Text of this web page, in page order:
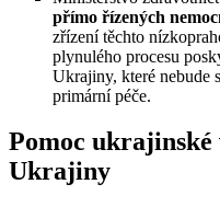
přímo řízených
zřízení těchto
plynulého procesu
Ukrajiny, které nebude
primární péče.
Pomoc ukrajinské
Ukrajiny